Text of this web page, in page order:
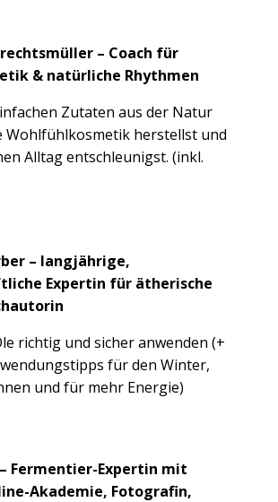
– Coach für
& natürliche Rhythmen
Zutaten aus der Natur
Wohlfühlkosmetik herstellst und
Alltag entschleunigst. (inkl.
– langjährige,
Expertin für ätherische
richtig und sicher anwenden (+
für den Winter,
und für mehr Energie)
Fermentier-Expertin mit
Akademie, Fotografin,